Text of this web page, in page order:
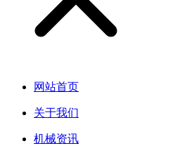
网站首页
关于我们
机械资讯